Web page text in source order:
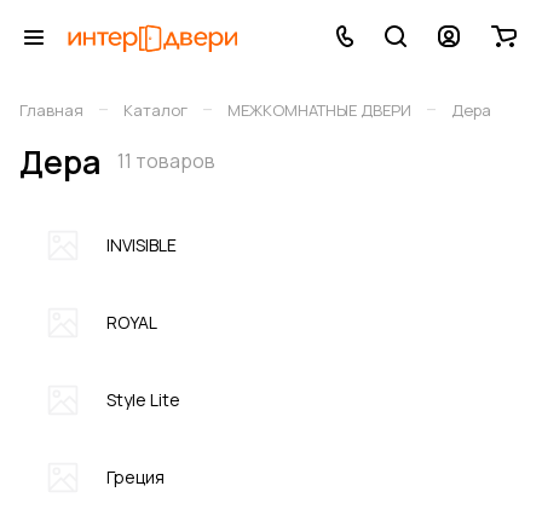
Главная – Каталог – МЕЖКОМНАТНЫЕ ДВЕРИ – Дера
Дера 11 товаров
INVISIBLE
ROYAL
Style Lite
Греция